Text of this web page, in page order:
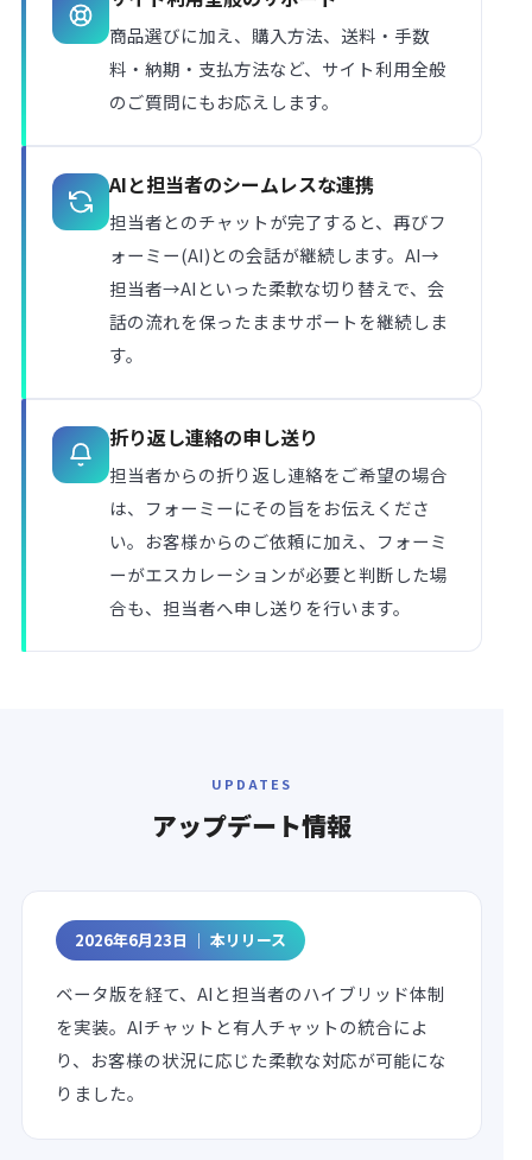
商品選びに加え、購入方法、送料・手数
料・納期・支払方法など、サイト利用全般
のご質問にもお応えします。
AIと担当者のシームレスな連携
担当者とのチャットが完了すると、再びフ
ォーミー(AI)との会話が継続します。AI→
担当者→AIといった柔軟な切り替えで、会
話の流れを保ったままサポートを継続しま
す。
折り返し連絡の申し送り
担当者からの折り返し連絡をご希望の場合
は、フォーミーにその旨をお伝えくださ
い。お客様からのご依頼に加え、フォーミ
ーがエスカレーションが必要と判断した場
合も、担当者へ申し送りを行います。
UPDATES
アップデート情報
2026年6月23日 ｜ 本リリース
ベータ版を経て、AIと担当者のハイブリッド体制
を実装。AIチャットと有人チャットの統合によ
り、お客様の状況に応じた柔軟な対応が可能にな
りました。